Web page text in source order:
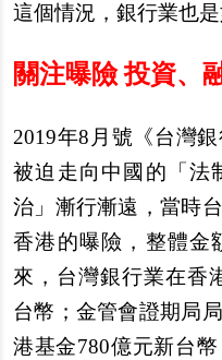
這個情況，銀行業也是
關注曝險 投資、
2019年8月號《台灣
被迫走向中國的「法
治」漸行漸遠，當時
香港的曝險，整體金
來，台灣銀行業在香
台幣；金管會證期局
港基金780億元新台